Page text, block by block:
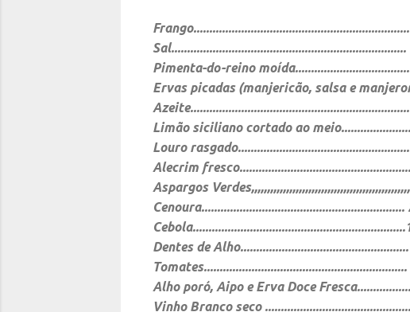
Pimenta-do-reino
Ervas picadas (manjericão, salsa e
Limão siciliano cortado ao
Louro
Alecrim
Aspargos
Dentes de
Alho poró, Aipo e Erva Doce
Vinho Branco seco